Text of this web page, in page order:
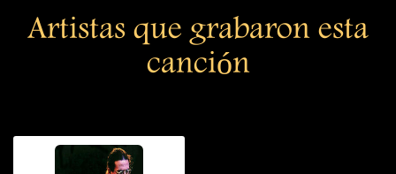
Artistas que grabaron esta
canción